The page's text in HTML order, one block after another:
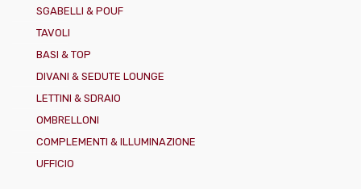
SGABELLI & POUF
TAVOLI
BASI & TOP
DIVANI & SEDUTE LOUNGE
LETTINI & SDRAIO
OMBRELLONI
COMPLEMENTI & ILLUMINAZIONE
UFFICIO